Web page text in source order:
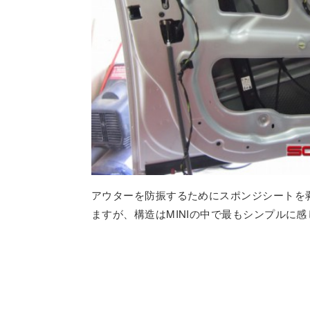
アウターを防振するためにスポンジシート
ますが、構造はMINIの中で最もシンプルに